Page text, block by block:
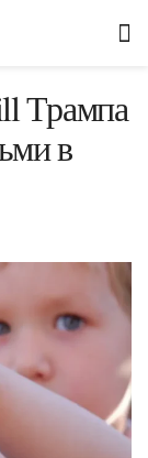
Трампа
в